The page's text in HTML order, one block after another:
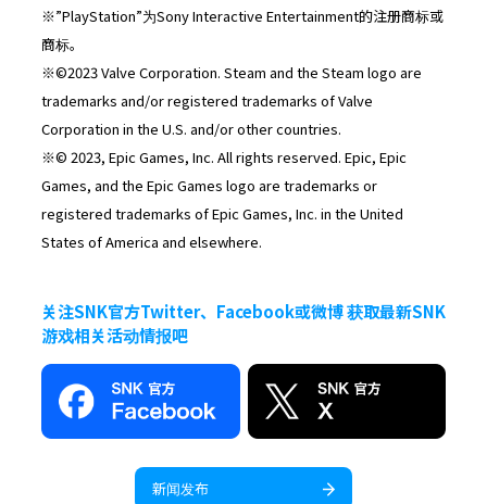
※”PlayStation”为Sony Interactive Entertainment的注册商标或
商标。
※©2023 Valve Corporation. Steam and the Steam logo are
trademarks and/or registered trademarks of Valve
Corporation in the U.S. and/or other countries.
※© 2023, Epic Games, Inc. All rights reserved. Epic, Epic
Games, and the Epic Games logo are trademarks or
registered trademarks of Epic Games, Inc. in the United
States of America and elsewhere.
关注SNK官方Twitter、Facebook或微博 获取最新SNK
游戏相关活动情报吧
新闻发布